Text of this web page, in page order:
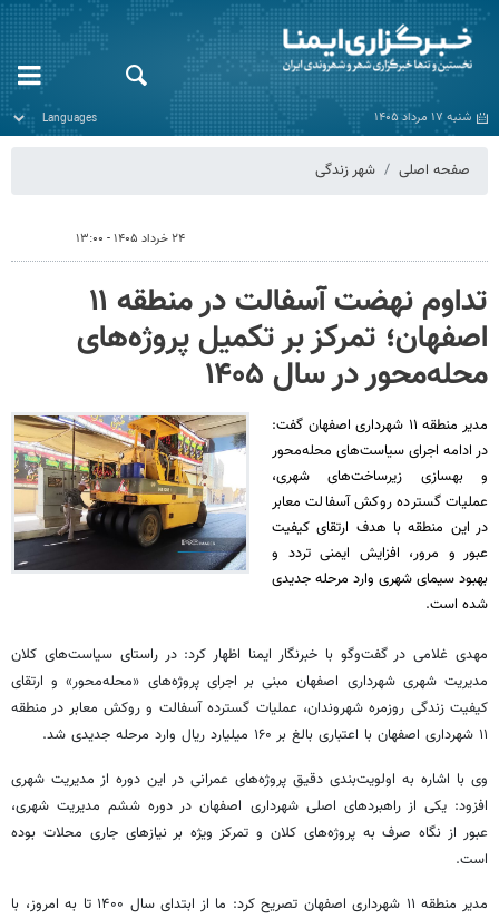
شنبه ۱۷ مرداد ۱۴۰۵
صفحه اصلی شهر زندگی
۲۴ خرداد ۱۴۰۵ - ۱۳:۰۰
تداوم نهضت آسفالت در منطقه ۱۱
اصفهان؛ تمرکز بر تکمیل پروژه‌های
محله‌محور در سال ۱۴۰۵
مدیر منطقه ۱۱ شهرداری اصفهان گفت:
در ادامه اجرای سیاست‌های محله‌محور
و بهسازی زیرساخت‌های شهری،
عملیات گسترده روکش آسفالت معابر
در این منطقه با هدف ارتقای کیفیت
عبور و مرور، افزایش ایمنی تردد و
بهبود سیمای شهری وارد مرحله جدیدی
شده است.
مهدی غلامی در گفت‌وگو با خبرنگار ایمنا اظهار کرد: در راستای سیاست‌های کلان
مدیریت شهری شهرداری اصفهان مبنی بر اجرای پروژه‌های «محله‌محور» و ارتقای
کیفیت زندگی روزمره شهروندان، عملیات گسترده آسفالت و روکش معابر در منطقه
۱۱ شهرداری اصفهان با اعتباری بالغ بر ۱۶۰ میلیارد ریال وارد مرحله جدیدی شد.
وی با اشاره به اولویت‌بندی دقیق پروژه‌های عمرانی در این دوره از مدیریت شهری
افزود: یکی از راهبردهای اصلی شهرداری اصفهان در دوره ششم مدیریت شهری،
عبور از نگاه صرف به پروژه‌های کلان و تمرکز ویژه بر نیازهای جاری محلات بوده
است.
مدیر منطقه ۱۱ شهرداری اصفهان تصریح کرد: ما از ابتدای سال ۱۴۰۰ تا به امروز، با